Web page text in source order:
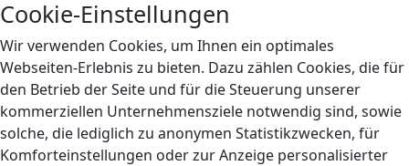
Cookie-Einstellungen
Wir verwenden Cookies, um Ihnen ein optimales
Webseiten-Erlebnis zu bieten. Dazu zählen Cookies, die für
den Betrieb der Seite und für die Steuerung unserer
kommerziellen Unternehmensziele notwendig sind, sowie
solche, die lediglich zu anonymen Statistikzwecken, für
Komforteinstellungen oder zur Anzeige personalisierter